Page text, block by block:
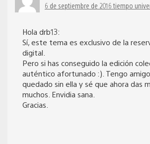
6 de septiembre de 2016 tiempo
Hola drb13:
Sí, este tema es exclusivo de la
digital.
Pero si has conseguido la edición
auténtico afortunado :). Tengo
quedado sin ella y sé que ahora das
muchos. Envidia sana.
Gracias.